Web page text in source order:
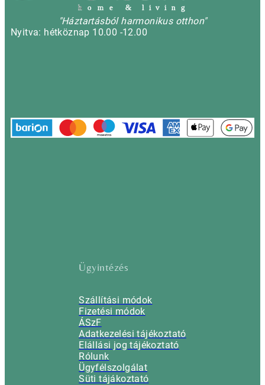
h o m e & l i v i n g
"Háztartásból harmonikus otthon"
Nyitva: hétköznap 10.00 -12.00
Ügyintézés
Szállítási módok
Fizetési módok
ÁSzF
Adatkezelési tájékoztató
Elállási jog tájékoztató
Rólunk
Ügyfélszolgálat
Süti tájákoztató